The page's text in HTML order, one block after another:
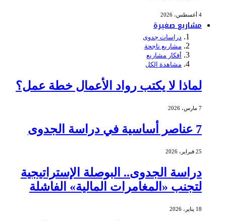
4 أغسطس، 2026
مشاريع صغيرة
دراسات جدوى
مشاريع ناجحة
أفكار مشاريع
مشاهدة الكل
لماذا لا يكتب رواد الأعمال خطة عمل؟
7 مارس، 2026
7 عناصر أساسية في دراسة الجدوى
25 فبراير، 2026
دراسة الجدوى.. البوصلة الإستراتيجية
لتجنب «المغامرات المالية» الفاشلة
18 يناير، 2026